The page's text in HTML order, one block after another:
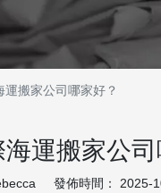
搬家公司哪家好？
運搬家公司
發佈時間： 2025-